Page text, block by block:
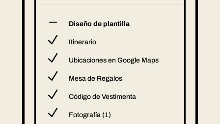
K Diseño de plantilla
N Itinerario
N Ubicaciones en Google Maps
N Mesa de Regalos
N Código de Vestimenta
N Fotografía (1)